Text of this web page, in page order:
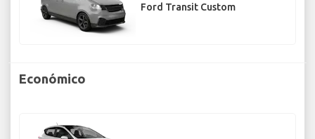
Ford Transit Custom
Económico